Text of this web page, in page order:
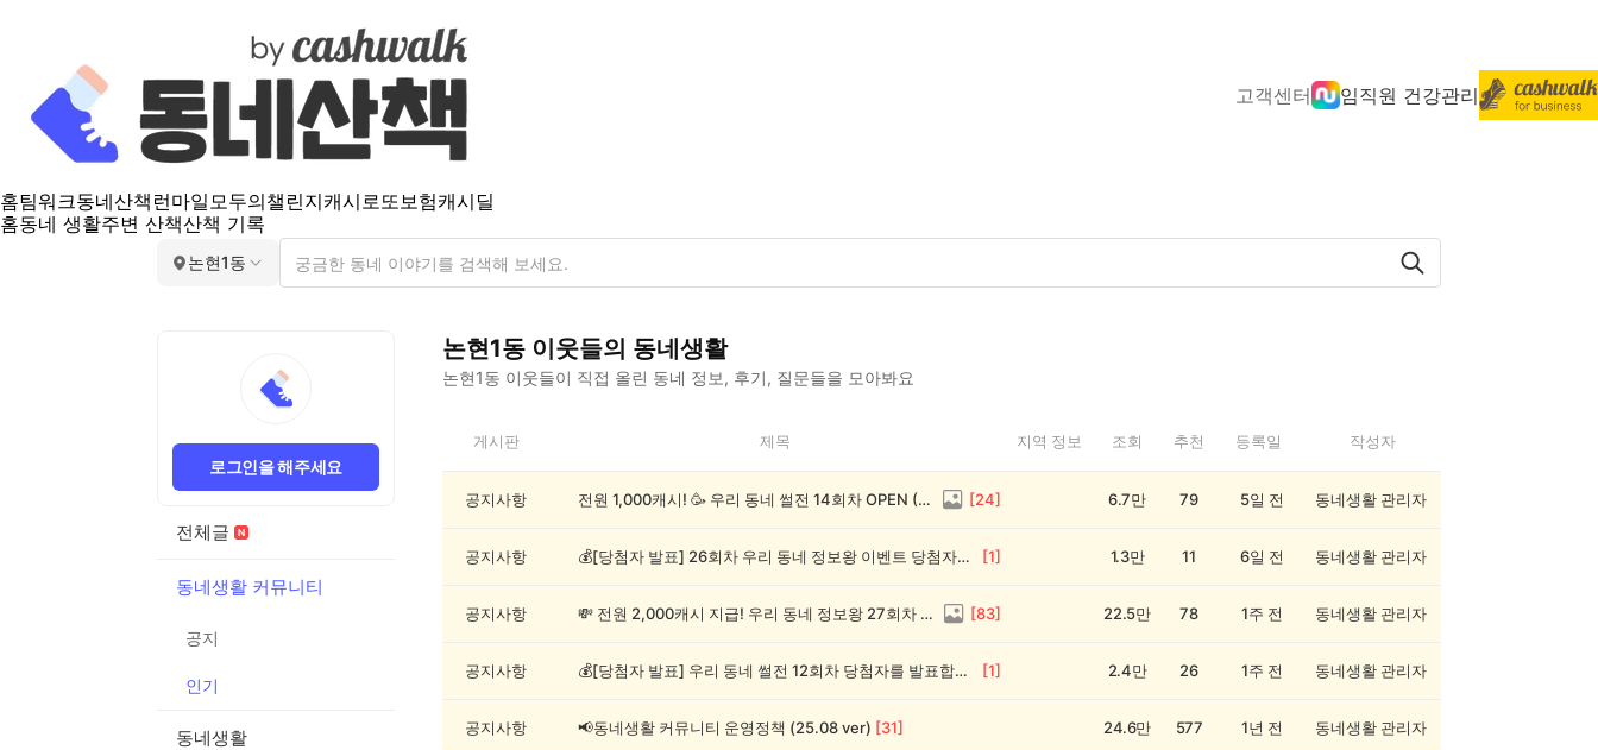
고객센터 임직원 건강관리
홈팀워크동네산책 런마일모두의챌린지캐시로또보험캐시딜
홈동네 생활주변 산책산책 기록
논현1동
로그인을 해주세요
전체글
동네생활 커뮤니티
공지
인기
동네생활
논현1동 이웃들의 동네생활
논현1동 이웃들이 직접 올린 동네 정보, 후기, 질문들을 모아봐요
1
게시판 제목 지역 정보 조회 추천 등록일 작성자
공지사항 전원 1,000캐시! 🥳 우리 동네 썰전 14회차 OPEN (~8/17) [24] 6.7만 79 5일 전 동네생활 관리자
공지사항 💰[당첨자 발표] 26회차 우리 동네 정보왕 이벤트 당첨자를 발표합니다! [1] 1.3만 11 6일 전 동네생활 관리자
공지사항 💸 전원 2,000캐시 지급! 우리 동네 정보왕 27회차 (~8/10) [83] 22.5만 78 1주 전 동네생활 관리자
공지사항 💰[당첨자 발표] 우리 동네 썰전 12회차 당첨자를 발표합니다! [1] 2.4만 26 1주 전 동네생활 관리자
공지사항 📢동네생활 커뮤니티 운영정책 (25.08 ver) [31] 24.6만 577 1년 전 동네생활 관리자